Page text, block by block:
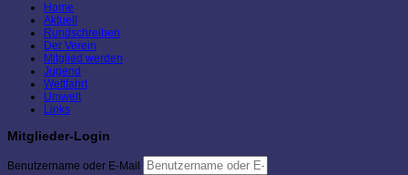
Home
Aktuell
Rundschreiben
Der Verein
Mitglied werden
Jugend
Wettfahrt
Umwelt
Links
Mitglieder-Login
Benutzername oder E-Mail